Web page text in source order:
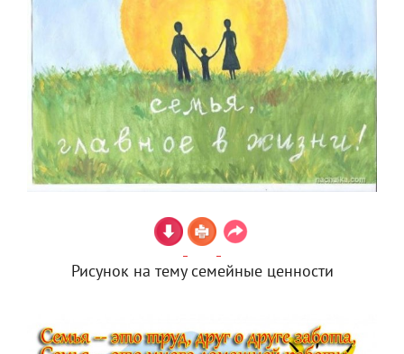
Рисунок на тему семейные ценности